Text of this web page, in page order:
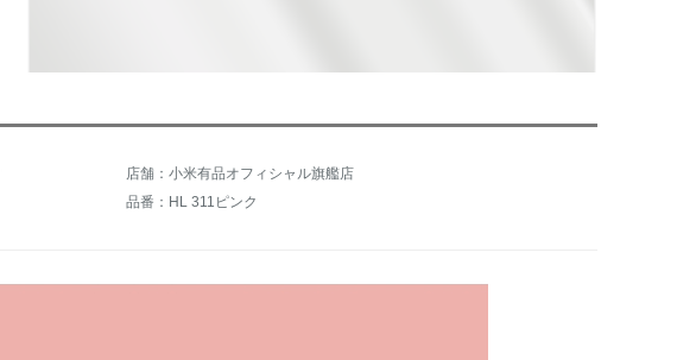
店舗：小米有品オフィシャル旗艦店
品番：HL 311ピンク